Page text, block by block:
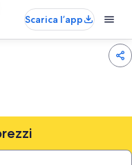
Scarica l’app